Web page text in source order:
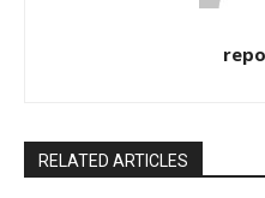
RELATED ARTICLES